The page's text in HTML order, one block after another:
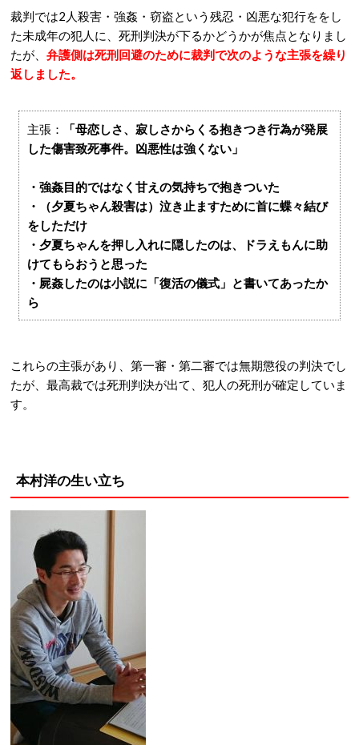
裁判では2人殺害・強姦・窃盗という残忍・凶悪な犯行ををし
た未成年の犯人に、死刑判決が下るかどうかが焦点となりまし
たが、 弁護側は死刑回避のために裁判で次のような主張を繰り
返しました。
主張：
「母恋しさ、寂しさからくる抱きつき行為が発展
した傷害致死事件。凶悪性は強くない」
・強姦目的ではなく甘えの気持ちで抱きついた
・（夕夏ちゃん殺害は）泣き止ますために首に蝶々結び
をしただけ
・夕夏ちゃんを押し入れに隠したのは、ドラえもんに助
けてもらおうと思った
・屍姦したのは小説に「復活の儀式」と書いてあったか
ら
これらの主張があり、第一審・第二審では無期懲役の判決でし
たが、最高裁では死刑判決が出て、犯人の死刑が確定していま
す。
本村洋の生い立ち